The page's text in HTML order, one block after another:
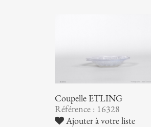
Coupelle ETLING
Référence : 16328
Ajouter à votre liste